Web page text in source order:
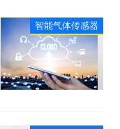
智能气体传感器